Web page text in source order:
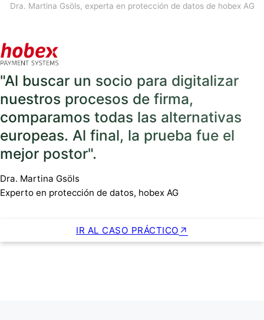
Dra. Martina Gsöls, experta en protección de datos de hobex AG
"Al buscar un socio para digitalizar
nuestros procesos de firma,
comparamos todas las alternativas
europeas. Al final, la prueba fue el
mejor postor".
Dra. Martina Gsöls
Experto en protección de datos, hobex AG
IR AL CASO PRÁCTICO